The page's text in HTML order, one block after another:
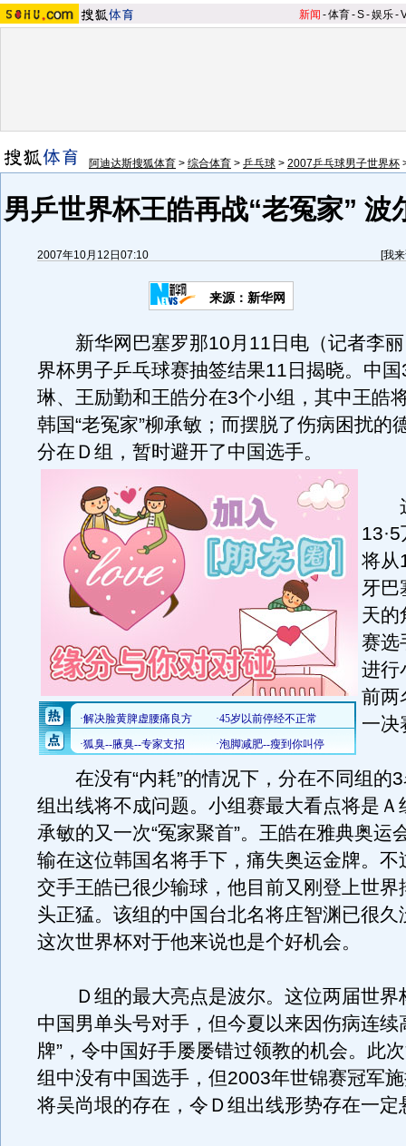
新闻 -体育-S-娱乐-
阿迪达斯搜狐体育 > 综合体育 > 乒乓球 > 2007乒乓球男子世界杯
男乒世界杯王皓再战“老冤家” 波
2007年10月12日07:10 [我
来源：新华网
新华网巴塞罗那10月11日电（记者李丽
界杯男子乒乓球赛抽签结果11日揭晓。中
琳、王励勤和王皓分在3个小组，其中王皓
韩国“老冤家”柳承敏；而摆脱了伤病困扰的
分在Ｄ组，暂时避开了中国选手。
这
将从
牙巴
天的
赛选
进行
前两
一决
在没有“内耗”的情况下，分在不同组的3
组出线将不成问题。小组赛最大看点将是Ａ
承敏的又一次“冤家聚首”。王皓在雅典奥运
输在这位韩国名将手下，痛失奥运金牌。不
交手王皓已很少输球，他目前又刚登上世界
头正猛。该组的中国台北名将庄智渊已很久
这次世界杯对于他来说也是个好机会。
Ｄ组的最大亮点是波尔。这位两届世界
中国男单头号对手，但今夏以来因伤病连续
牌”，令中国好手屡屡错过领教的机会。此
组中没有中国选手，但2003年世锦赛冠军
将吴尚垠的存在，令Ｄ组出线形势存在一定